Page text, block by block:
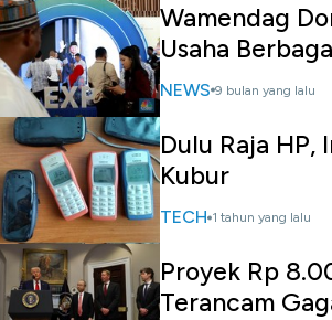
Wamendag
Usaha
NEWS 9 bulan yang lalu
Dulu Raja
Kubur
TECH 1 tahun yang lalu
Proyek Rp
Terancam